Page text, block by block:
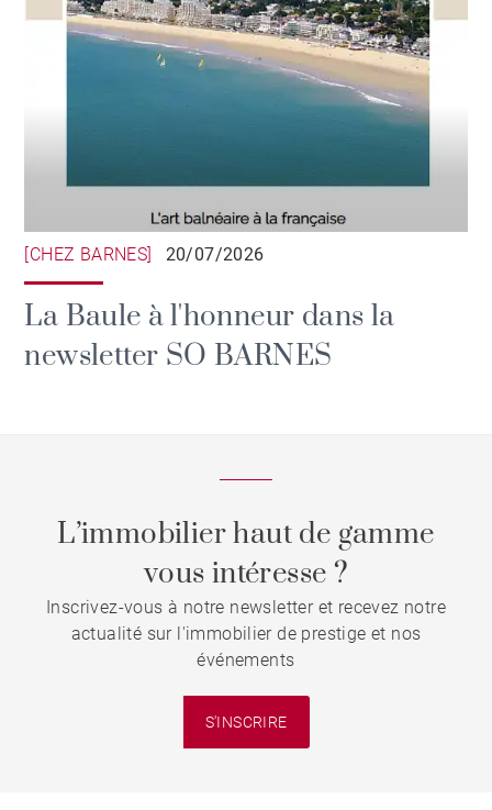
[CHEZ BARNES] 20/07/2026
La Baule à l'honneur dans la
newsletter SO BARNES
L’immobilier haut de gamme
vous intéresse ?
Inscrivez-vous à notre newsletter et recevez notre
actualité sur l'immobilier de prestige et nos
événements
S'INSCRIRE